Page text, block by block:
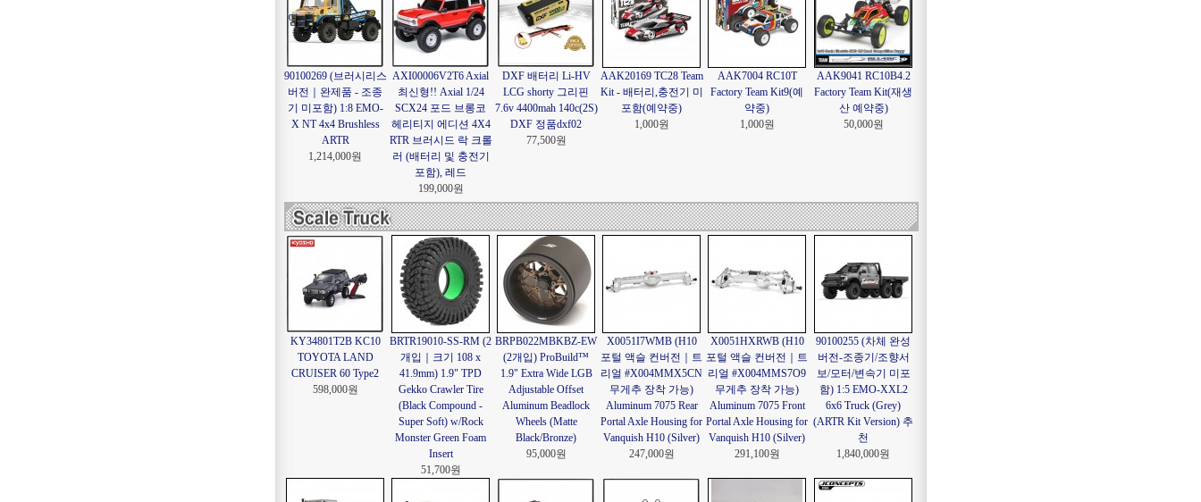
90100269 (브러시리스
버전｜완제품 - 조종
기 미포함) 1:8 EMO-
X NT 4x4 Brushless
ARTR
1,214,000원
AXI00006V2T6 Axial
최신형!! Axial 1/24
SCX24 포드 브롱코
헤리티지 에디션 4X4
RTR 브러시드 락 크롤
러 (배터리 및 충전기
포함), 레드
199,000원
DXF 배터리 Li-HV
LCG shorty 그리핀
7.6v 4400mah 140c(2S)
DXF 정품dxf02
77,500원
AAK20169 TC28 Team
Kit - 배터리,충전기 미
포함(예약중)
1,000원
AAK7004 RC10T
Factory Team Kit9(예
약중)
1,000원
AAK9041 RC10B4.2
Factory Team Kit(재생
산 예약중)
50,000원
KY34801T2B KC10
TOYOTA LAND
CRUISER 60 Type2
598,000원
BRTR19010-SS-RM (2
개입｜크기 108 x
41.9mm) 1.9" TPD
Gekko Crawler Tire
(Black Compound -
Super Soft) w/Rock
Monster Green Foam
Insert
51,700원
BRPB022MBKBZ-EW
(2개입) ProBuild™
1.9" Extra Wide LGB
Adjustable Offset
Aluminum Beadlock
Wheels (Matte
Black/Bronze)
95,000원
X0051I7WMB (H10
포털 액슬 컨버전｜트
리얼 #X004MMX5CN
무게추 장착 가능)
Aluminum 7075 Rear
Portal Axle Housing for
Vanquish H10 (Silver)
247,000원
X0051HXRWB (H10
포털 액슬 컨버전｜트
리얼 #X004MMS7O9
무게추 장착 가능)
Aluminum 7075 Front
Portal Axle Housing for
Vanquish H10 (Silver)
291,100원
90100255 (차체 완성
버전-조종기/조향서
보/모터/변속기 미포
함) 1:5 EMO-XXL2
6x6 Truck (Grey)
(ARTR Kit Version) 추
천
1,840,000원